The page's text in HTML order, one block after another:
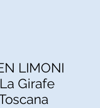
LIMONI
Girafe